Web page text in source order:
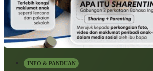
INFO & PANDUAN